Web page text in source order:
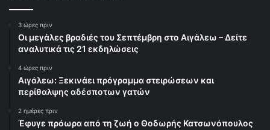
3 ώρες πριν
Οι μεγάλες βραδιές του Σεπτέμβρη στο Αιγάλεω – Δείτε
αναλυτικά τις 21 εκδηλώσεις
4 ώρες πριν
Αιγάλεω: Ξεκινάει πρόγραμμα στειρώσεων και
περίθαλψης αδέσποτων γατών
2 ημέρες πριν
Έφυγε πρόωρα από τη ζωή ο Θοδωρής Κατσωνόπουλος